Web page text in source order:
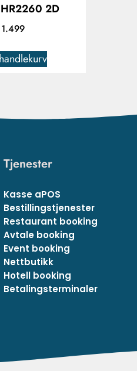
2D
1.499
Tjenester
Kasse aPOS
Bestillingstjenester
Restaurant booking
Avtale booking
Event booking
Nettbutikk
Hotell booking
Betalingsterminaler